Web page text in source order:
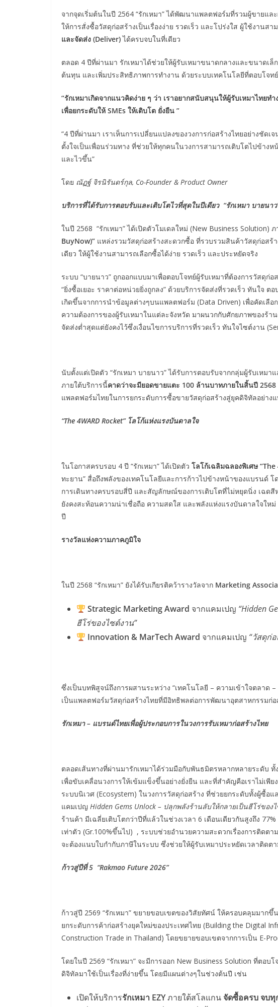
จากจุดเริ่มต้นในปี 2564 “รักเหมา” ได้พัฒนาแพลตฟอร์มที่รวมผู้ขายแล
ให้การสั่งซื้อวัสดุก่อสร้างเป็นเรื่องง่าย รวดเร็ว และโปร่งใส ผู้ใช้งานสา
และจัดส่ง (Deliver)ได้ครบจบในที่เดียว
ตลอด 4 ปีที่ผ่านมา รักเหมาได้ช่วยให้ผู้รับเหมาขนาดกลางและขนาดเล็
ต้นทุน และเพิ่มประสิทธิภาพการทำงาน ด้วยระบบเทคโนโลยีที่ตอบโจท
“รักเหมาเกิดจากแนวคิดง่าย ๆ ว่า เราอยากสนับสนุนให้ผู้รับเหมาไทย
เพื่อยกระดับให้ SMEs ให้เติบโต ยั่งยืน ”
“4 ปีที่ผ่านมา เราเห็นการเปลี่ยนแปลงของวงการก่อสร้างไทยอย่างชัด
ตั้งใจเป็นเพื่อนร่วมทาง ที่ช่วยให้ทุกคนในวงการสามารถเติบโตไปข้า
และไวขึ้น”
โดย ณัฏฐ์ จิรนิรันดร์กุล, Co-Founder & Product Owner
บริการที่ได้รับการตอบรับและเติบโตไวที่สุดในปีเดียว“รักเหมา บายนาว
ในปี 2568 “รักเหมา” ได้เปิดตัวโมเดลใหม่ (New Business Solution)
BuyNow)” แหล่งรวมวัสดุก่อสร้างสะดวกซื้อ ที่รวบรวมสินค้าวัสดุก่อสร้
เดียว ให้ผู้ใช้งานสามารถเลือกซื้อได้ง่าย รวดเร็ว และประหยัดจริง
ระบบ “บายนาว” ถูกออกแบบมาเพื่อตอบโจทย์ผู้รับเหมาที่ต้องการวัสดุก่
“ยิ่งซื้อเยอะ ราคาต่อหน่วยยิ่งถูกลง” ด้วยบริการจัดส่งที่รวดเร็ว ทันใจ
เกิดขึ้นจากการนำข้อมูลต่างๆบนแพลตฟอร์ม (Data Driven) เพื่อคัดเลื
ความต้องการของผู้รับเหมาในแต่ละจังหวัด มาผนวกกับศักยภาพของร้
จัดส่งต่ำสุดแต่ยังคงไว้ซึ่งเงื่อนไขการบริการที่รวดเร็ว ทันใจไซต์งาน
นับตั้งแต่เปิดตัว “รักเหมา บายนาว” ได้รับการตอบรับจากกลุ่มผู้รับเหมา
ภายใต้บริการนี้คาดว่าจะมียอดขายแตะ 100 ล้านบาทภายในสิ้นปี 2568
แพลตฟอร์มไทยในการยกระดับการซื้อขายวัสดุก่อสร้างสู่ยุคดิจิทัลอย่างแ
“The 4WARD Rocket” โลโก้แห่งแรงบันดาลใจ
ในโอกาสครบรอบ 4 ปี “รักเหมา” ได้เปิดตัว โลโก้เฉลิมฉลองพิเศษ “The
ทะยาน” สื่อถึงพลังของเทคโนโลยีและการก้าวไปข้างหน้าของแบรนด์ โ
การเดินทางครบรอบสี่ปี และสัญลักษณ์ของการเติบโตที่ไม่หยุดนิ่ง เฉดสี
ยังคงสะท้อนความน่าเชื่อถือ ความสดใส และพลังแห่งแรงบันดาลใจให
ปี
รางวัลแห่งความภาคภูมิใจ
ในปี 2568 “รักเหมา” ยังได้รับเกียรติคว้ารางวัลจาก Marketing
Strategic Marketing Award จากแคมเปญ “Hidden
ฮีโร่ของไซต์งาน”
Innovation & MarTech Award จากแคมเปญ “วัสดุก่
ซึ่งเป็นบทพิสูจน์ถึงการผสานระหว่าง “เทคโนโลยี – ความเข้าใจตลาด
เป็นแพลตฟอร์มวัสดุก่อสร้างไทยที่มีอิทธิพลต่อการพัฒนาอุตสาหกรรมก่อ
รักเหมา – แบรนด์ไทยเพื่อผู้ประกอบการในวงการรับเหมาก่อสร้างไทย
ตลอดเส้นทางที่ผ่านมารักเหมาได้ร่วมมือกับพันธมิตรหลากหลายระดับ
เพื่อขับเคลื่อนวงการให้เข้มแข็งขึ้นอย่างยั่งยืน และที่สำคัญคือเราไม่เพี
ระบบนิเวศ (Ecosystem) ในวงการวัสดุก่อสร้าง ที่ช่วยยกระดับทั้งผู้ซื้อ
แคมเปญ Hidden Gems Unlock – ปลุกพลังร้านลับให้กลายเป็นฮีโร่ของ
ร้านค้า มีเฉลี่ยเติบโตกว่าปีที่แล้วในช่วงเวลา 6 เดือนเดียวกันสูงถึง
เท่าตัว (Gr.100%ขึ้นไป) , ระบบช่วยอำนวยความสะดวกเรื่องการติดต
จะต้องแนบใบกำกับภาษีในระบบ ซึ่งช่วยให้ผู้รับเหมาประหยัดเวลาติด
ก้าวสู่ปีที่5 “Rakmao Future 2026”
ก้าวสู่ปี 2569 “รักเหมา” ขยายขอบเขตของวิสัยทัศน์ ให้ครอบคลุมมาก
ยกระดับการค้าก่อสร้างยุคใหม่ของประเทศไทย (Building the Digital
Construction Trade in Thailand) โดยขยายขอบเขตจากการเป็น E-
โดยในปี 2569 “รักเหมา” จะมีการออก New Business Solution ที่ตอบ
ดิจิทัลมาใช้เป็นเรื่องที่ง่ายขึ้น โดยมีแผนต่างๆในช่วงต้นปี เช่น
เปิดให้บริการรักเหมา EZYภายใต้สโลแกนจัดซื้อครบ จบทุ